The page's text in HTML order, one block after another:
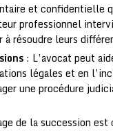
et confidentielle
professionnel
résoudre leurs
: L’avocat peut
légales et en
une procédure
de la succession est